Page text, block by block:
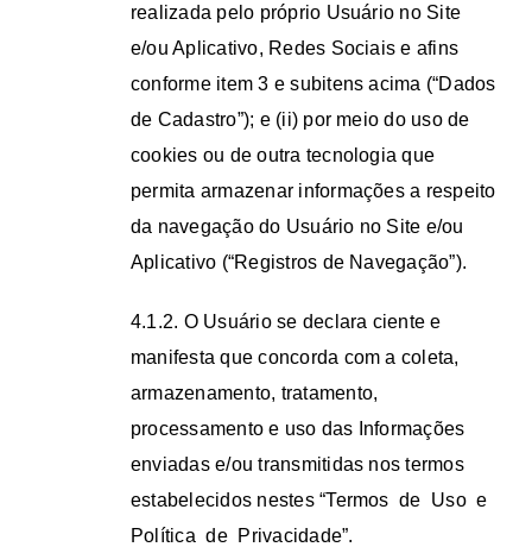
realizada pelo próprio Usuário no Site
e/ou Aplicativo, Redes Sociais e afins
conforme item 3 e subitens acima (“Dados
de Cadastro”); e (ii) por meio do uso de
cookies ou de outra tecnologia que
permita armazenar informações a respeito
da navegação do Usuário no Site e/ou
Aplicativo (“Registros de Navegação”).
4.1.2. O Usuário se declara ciente e
manifesta que concorda com a coleta,
armazenamento, tratamento,
processamento e uso das Informações
enviadas e/ou transmitidas nos termos
estabelecidos nestes “Termos de Uso e
Política de Privacidade”.